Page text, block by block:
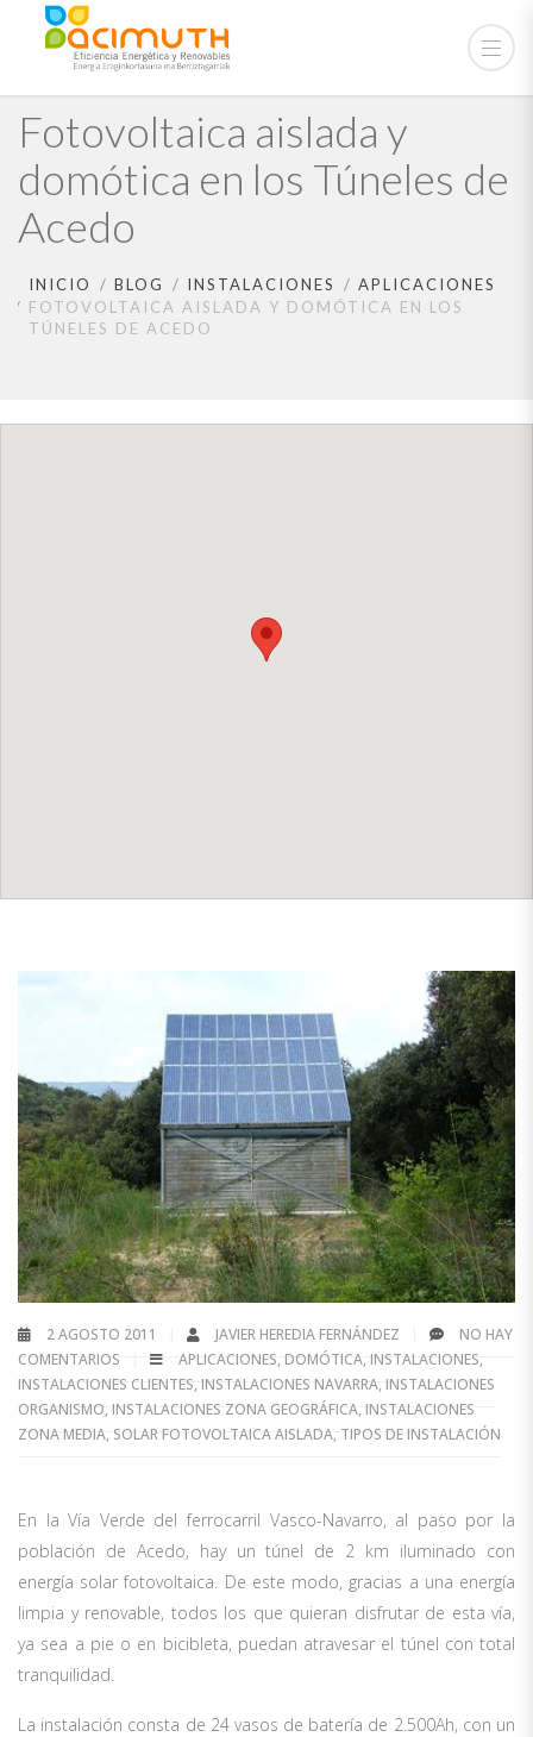
Fotovoltaica aislada y
domótica en los Túneles de
Acedo
INICIO BLOG INSTALACIONES
APLICACIONES
FOTOVOLTAICA AISLADA Y DOMÓTICA EN LOS
TÚNELES DE ACEDO
2 AGOSTO 2011 JAVIER HEREDIA FERNÁNDEZ
NO HAY
COMENTARIOS
APLICACIONES, DOMÓTICA, INSTALACIONES,
INSTALACIONES CLIENTES, INSTALACIONES NAVARRA, INSTALACIONES
ORGANISMO, INSTALACIONES ZONA GEOGRÁFICA, INSTALACIONES
ZONA MEDIA, SOLAR FOTOVOLTAICA AISLADA, TIPOS DE INSTALACIÓN
En la Vía Verde del ferrocarril Vasco-Navarro, al paso por la
población de Acedo, hay un túnel de 2 km iluminado con
energía solar fotovoltaica. De este modo, gracias a una energía
limpia y renovable, todos los que quieran disfrutar de esta vía,
ya sea a pie o en bicibleta, puedan atravesar el túnel con total
tranquilidad.
La instalación consta de 24 vasos de batería de 2.500Ah, con un